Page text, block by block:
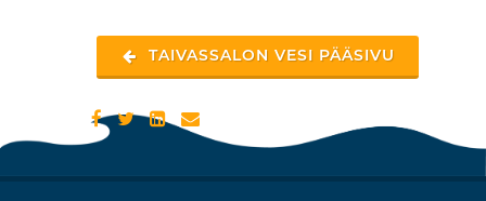
TAIVASSALON VESI PÄÄSIVU